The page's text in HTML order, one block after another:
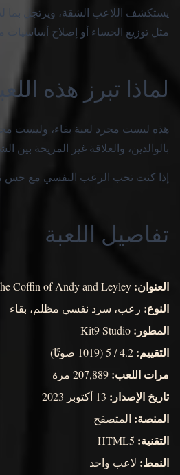
مثل توزيع الحساء أو إصلاح
لماذا تبرز هذه اللعبة
هذه ليست مجرد لعبة بقاء، وليست
بالوالدين، والعلاقة غير المريحة
إذا كنت تحب الرعب النفسي مع حس
تفاصيل اللعبة
العنوان:
النوع: رعب، سرد نفسي مظلم، بقاء
المطور:
التقييم:
مرات اللعب:
تاريخ الإصدار:
المنصة: المتصفح
التقنية:
النمط: لاعب واحد